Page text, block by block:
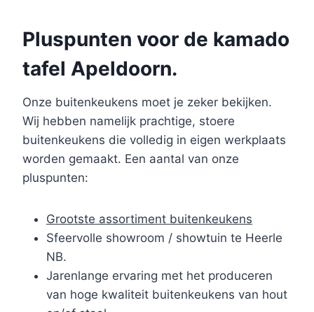
Pluspunten voor de kamado
tafel Apeldoorn.
Onze buitenkeukens moet je zeker bekijken.
Wij hebben namelijk prachtige, stoere
buitenkeukens die volledig in eigen werkplaats
worden gemaakt. Een aantal van onze
pluspunten:
Grootste assortiment buitenkeukens
Sfeervolle showroom / showtuin te Heerle
NB.
Jarenlange ervaring met het produceren
van hoge kwaliteit buitenkeukens van hout